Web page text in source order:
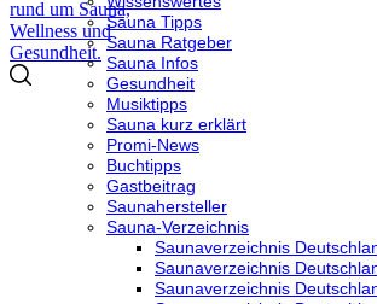
Sauna Tipps
Sauna Ratgeber
Sauna Infos
Gesundheit
Musiktipps
Sauna kurz erklärt
Promi-News
Buchtipps
Gastbeitrag
Saunahersteller
Sauna-Verzeichnis
Saunaverzeichnis
Saunaverzeichnis
Saunaverzeichnis